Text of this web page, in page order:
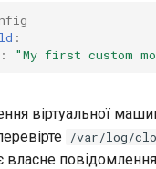
:
: "My first custom
віртуальної
/var/log/
власне